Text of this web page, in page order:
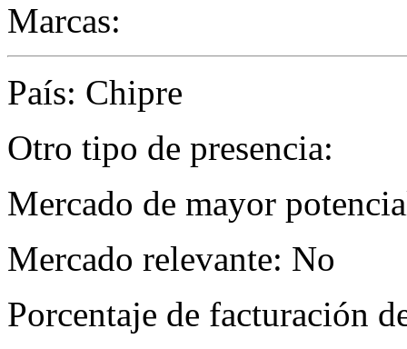
Marcas:
País: Chipre
Otro tipo de presencia:
Mercado de mayor
Mercado relevante: No
Porcentaje de facturación